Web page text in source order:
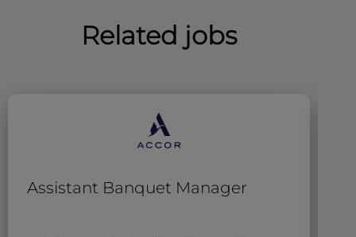
Related jobs
Assistant Banquet Manager